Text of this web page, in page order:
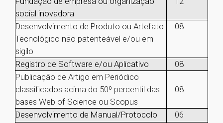
social inovadora
Desenvolvimento de Produto ou Artefato
Tecnológico não patenteável e/ou em
sigilo
08
Registro de Software e/ou Aplicativo
08
Publicação de Artigo em Periódico
classificados acima do 50º percentil das
bases Web of Science ou Scopus
08
Desenvolvimento de Manual/Protocolo
06